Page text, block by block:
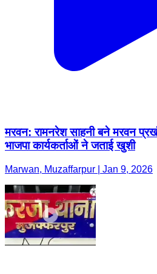
मरवन: रामनरेश साहनी बने मरवन
भाजपा कार्यकर्ताओं ने जताई खुशी
Marwan, Muzaffarpur | Jan 9, 2026